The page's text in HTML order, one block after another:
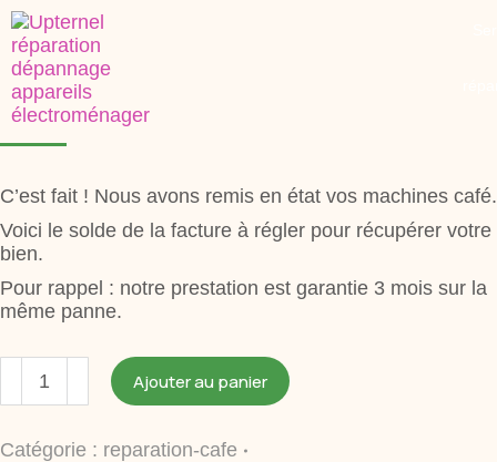
Réparation Machine à Café / 2025_00088
249,00€
C’est fait ! Nous avons remis en état vos machines café.
Voici le solde de la facture à régler pour récupérer votre
bien.
Pour rappel : notre prestation est garantie 3 mois sur la
même panne.
Ajouter au panier
Catégorie : reparation-cafe